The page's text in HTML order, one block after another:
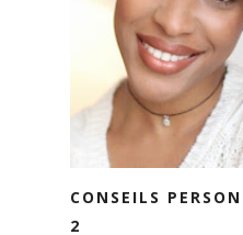
CONSEILS
2